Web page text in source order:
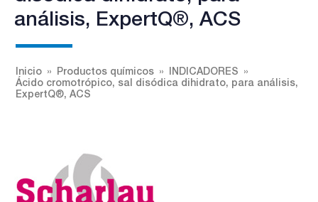
análisis, ExpertQ®, ACS
Inicio Productos químicos
INDICADORES
Ácido cromotrópico, sal disódica dihidrato, para análisis,
ExpertQ®, ACS